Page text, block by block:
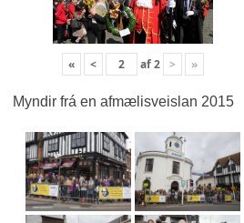
« < af2 > »
Myndir frá en afmælisveislan 2015